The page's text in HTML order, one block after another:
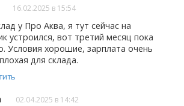
16.02.2025 в 15:54
у Про Аква, я тут сейчас на
устроился, вот третий месяц пока
Условия хорошие, зарплата очень
для склада.
02.04.2025 в 14:42